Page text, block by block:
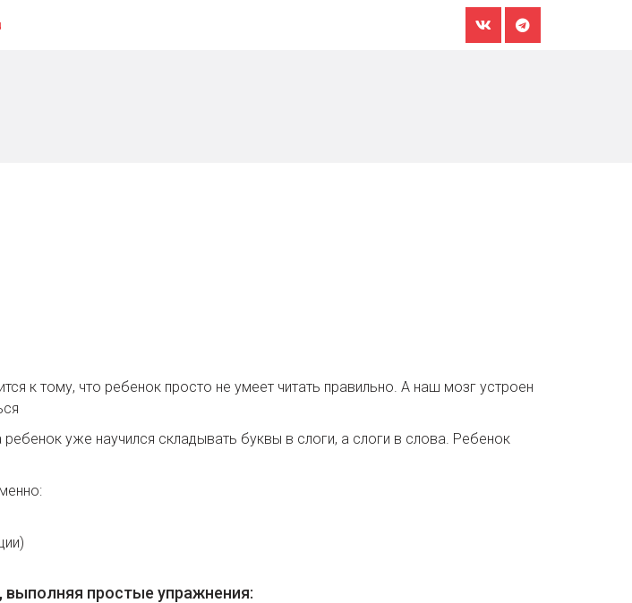
к тому, что ребенок просто не умеет читать правильно. А наш мозг устроен
уже научился складывать буквы в слоги, а слоги в слова. Ребенок
простые упражнения: